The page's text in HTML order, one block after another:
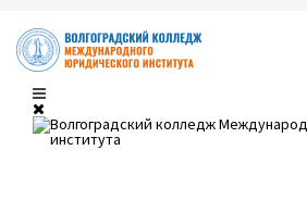
коронавирусной
других ОРВИ